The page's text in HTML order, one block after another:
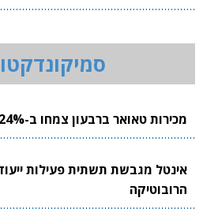
מכירות טאואר ברבעון צמחו ב-24%
אינטל מגבשת תשתית פעילות
הרובוטיקה